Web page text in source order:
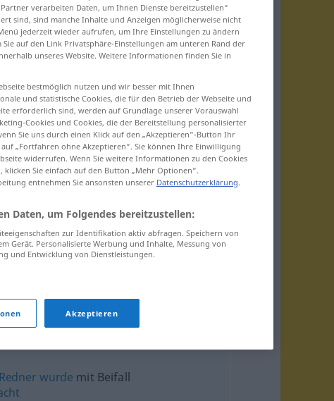
finden
Redner wurde mit Beifall
verarbeiten Daten, um Ihnen Dienste bereitzustellen“
sind, sind manche Inhalte und Anzeigen möglicherweise nicht
jederzeit wieder aufrufen, um Ihre Einstellungen zu ändern
auf den Link Privatsphäre-Einstellungen am unteren Rand der
unseres Website. Weitere Informationen finden Sie in
bestmöglich nutzen und wir besser mit Ihnen
und statistische Cookies, die für den Betrieb der Webseite und
erforderlich sind, werden auf Grundlage unserer Vorauswahl
Cookies und Cookies, die der Bereitstellung personalisierter
Sie uns durch einen Klick auf den „Akzeptieren“-Button Ihr
„Fortfahren ohne Akzeptieren“. Sie können Ihre Einwilligung
widerrufen. Wenn Sie weitere Informationen zu den Cookies
Sie einfach auf den Button „Mehr Optionen“.
entnehmen Sie ansonsten unserer Datenschutzerklärung.
Daten, um Folgendes bereitzustellen:
zur Identifikation aktiv abfragen. Speichern von
Gerät. Personalisierte Werbung und Inhalte, Messung von
und Entwicklung von Dienstleistungen.
Akzeptieren